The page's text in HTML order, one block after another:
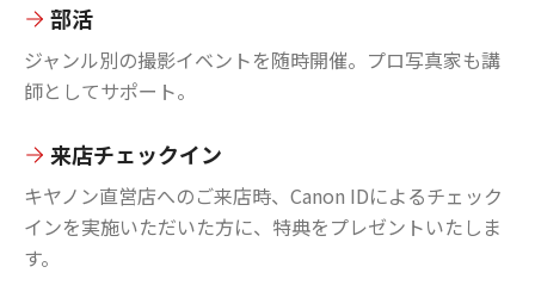
部活
ジャンル別の撮影イベントを随時開催。プロ写真家も講
師としてサポート。
来店チェックイン
キヤノン直営店へのご来店時、Canon IDによるチェック
インを実施いただいた方に、特典をプレゼントいたしま
す。